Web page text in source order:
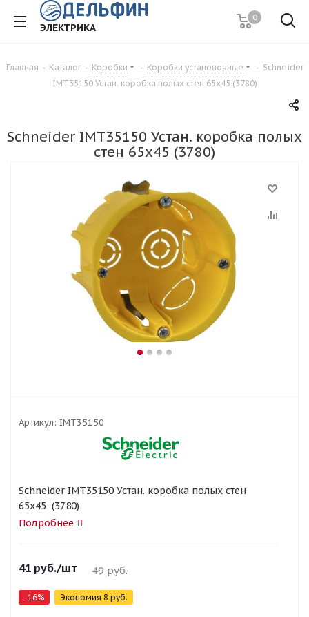
ЭЛЕКТРИКА
0
Главная - Каталог - Коробки - Коробки установочные - Schneider
IMT35150 Устан. коробка полых стен 65x45 (3780)
Schneider IMT35150 Устан. коробка полых
стен 65x45 (3780)
Артикул: IMT35150
Schneider IMT35150 Устан. коробка полых стен
65x45 (3780)
Подробнее
41 руб./шт 49руб.
-16% Экономия 8 руб.